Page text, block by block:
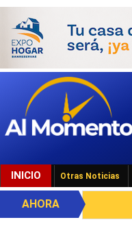
INICIO Otras Noticias
AHORA